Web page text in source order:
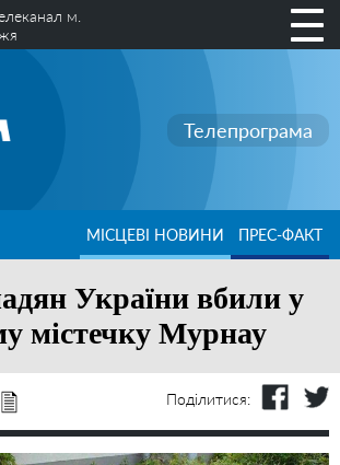
м.
Телепрограма
МІСЦЕВІ НОВИНИ ПРЕС-ФАКТ
України вбили у
містечку Мурнау
Поділитися: